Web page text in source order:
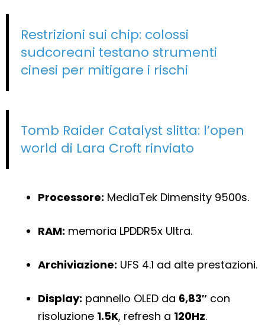
Restrizioni sui chip: colossi
sudcoreani testano strumenti
cinesi per mitigare i rischi
Tomb Raider Catalyst slitta: l’open
world di Lara Croft rinviato
Processore: MediaTek Dimensity 9500s.
RAM: memoria LPDDR5x Ultra.
Archiviazione: UFS 4.1 ad alte prestazioni.
Display: pannello OLED da 6,83″ con
risoluzione 1.5K, refresh a 120Hz.